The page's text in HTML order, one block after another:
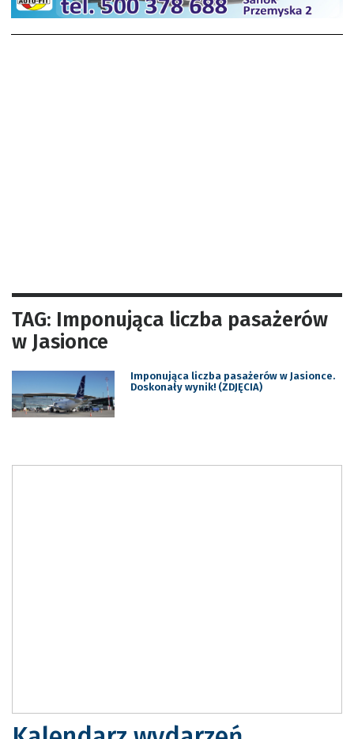
TAG: Imponująca liczba pasażerów
w Jasionce
Imponująca liczba pasażerów w Jasionce.
Doskonały wynik! (ZDJĘCIA)